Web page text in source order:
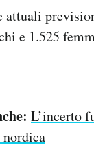
attuali
e 1.525
L’incerto